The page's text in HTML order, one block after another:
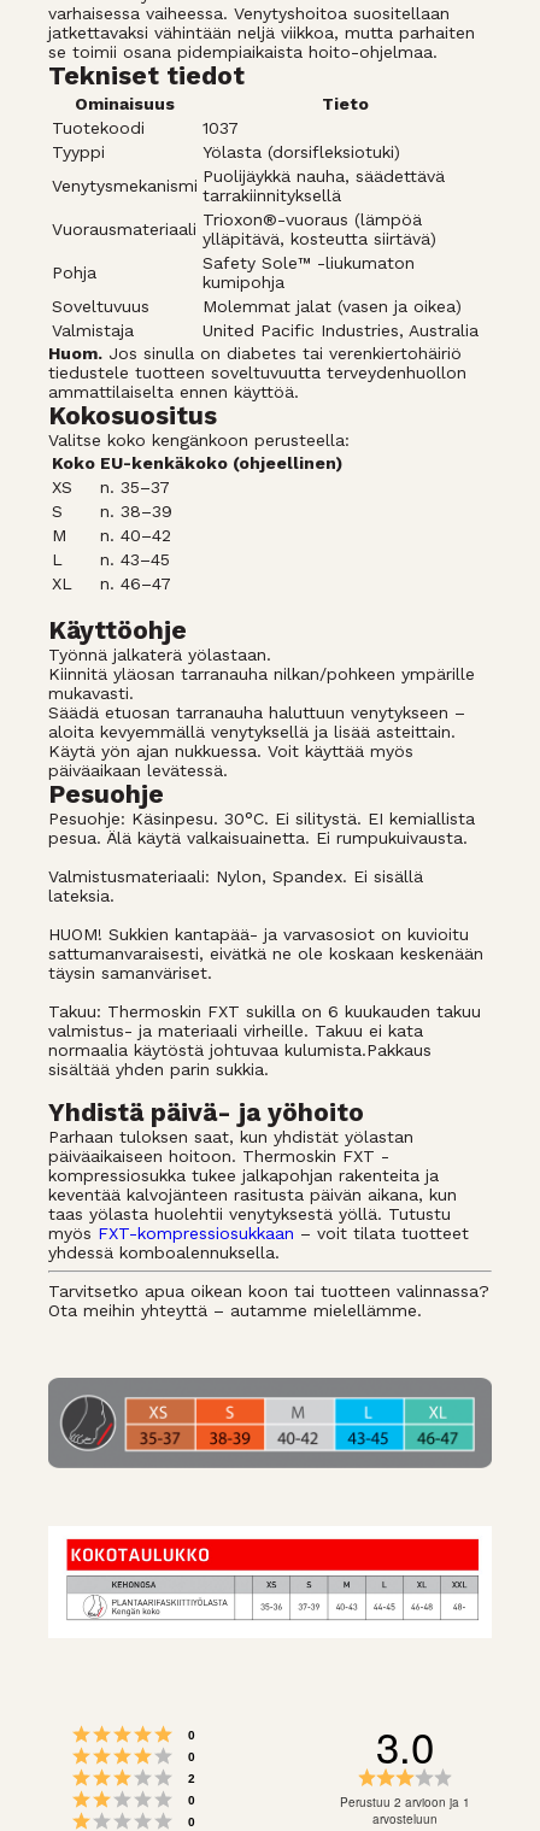
varhaisessa vaiheessa. Venytyshoitoa suositellaan
jatkettavaksi vähintään neljä viikkoa, mutta parhaiten
se toimii osana pidempiaikaista hoito-ohjelmaa.
Tekniset tiedot
Ominaisuus
Tieto
Tuotekoodi
1037
Tyyppi
Yölasta (dorsifleksiotuki)
Venytysmekanismi Puolijäykkä nauha, säädettävä
tarrakiinnityksellä
Vuorausmateriaali Trioxon®-vuoraus (lämpöä
ylläpitävä, kosteutta siirtävä)
Pohja
Safety Sole™ -liukumaton
kumipohja
Soveltuvuus
Molemmat jalat (vasen ja oikea)
Valmistaja
United Pacific Industries, Australia
Huom. Jos sinulla on diabetes tai verenkiertohäiriö
tiedustele tuotteen soveltuvuutta terveydenhuollon
ammattilaiselta ennen käyttöä.
Kokosuositus
Valitse koko kengänkoon perusteella:
Koko EU-kenkäkoko (ohjeellinen)
XS
n. 35–37
S
n. 38–39
M
n. 40–42
L
n. 43–45
XL
n. 46–47
Käyttöohje
Työnnä jalkaterä yölastaan.
Kiinnitä yläosan tarranauha nilkan/pohkeen ympärille
mukavasti.
Säädä etuosan tarranauha haluttuun venytykseen –
aloita kevyemmällä venytyksellä ja lisää asteittain.
Käytä yön ajan nukkuessa. Voit käyttää myös
päiväaikaan levätessä.
Pesuohje
Pesuohje: Käsinpesu. 30°C. Ei silitystä. EI kemiallista
pesua. Älä käytä valkaisuainetta. Ei rumpukuivausta.
Valmistusmateriaali: Nylon, Spandex. Ei sisällä
lateksia.
HUOM! Sukkien kantapää- ja varvasosiot on kuvioitu
sattumanvaraisesti, eivätkä ne ole koskaan keskenään
täysin samanväriset.
Takuu: Thermoskin FXT sukilla on 6 kuukauden takuu
valmistus- ja materiaali virheille. Takuu ei kata
normaalia käytöstä johtuvaa kulumista.Pakkaus
sisältää yhden parin sukkia.
Yhdistä päivä- ja yöhoito
Parhaan tuloksen saat, kun yhdistät yölastan
päiväaikaiseen hoitoon. Thermoskin FXT -
kompressiosukka tukee jalkapohjan rakenteita ja
keventää kalvojänteen rasitusta päivän aikana, kun
taas yölasta huolehtii venytyksestä yöllä. Tutustu
myös FXT-kompressiosukkaan – voit tilata tuotteet
yhdessä komboalennuksella.
Tarvitsetko apua oikean koon tai tuotteen valinnassa?
Ota meihin yhteyttä – autamme mielellämme.
Arvio 5 5:sta tähdestä
0
Arvio 4 5:sta tähdestä
0
Arvio 3 5:sta tähdestä
2
Arvio 2 5:sta tähdestä
0
Arvio 1 5:sta tähdestä
0
3.0
3.0
Perustuu 2 arvioon ja 1
arvosteluun